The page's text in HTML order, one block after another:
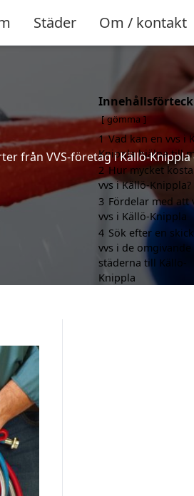
Städer Om / kontakt
från VVS-företag i Källö-Knippla
gömma
1 Vad kan en vvs i
Knippla hjälpa till
2 Hur mycket
vvs i Källö-Knippla?
3 Fördelar med att
vvs i Källö-Knippla
4 Sök efter en
vvs i de omgivande
städerna till Källö-
Knippla